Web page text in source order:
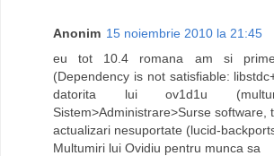
Anonim 15 noiembrie 2010 la 21:45
eu tot 10.4 romana am si
(Dependency is not satisfiable:
datorita lui ov1d1u
Sistem>Administrare>Surse software,
actualizari nesuportate (lucid-
Multumiri lui Ovidiu pentru munca sa